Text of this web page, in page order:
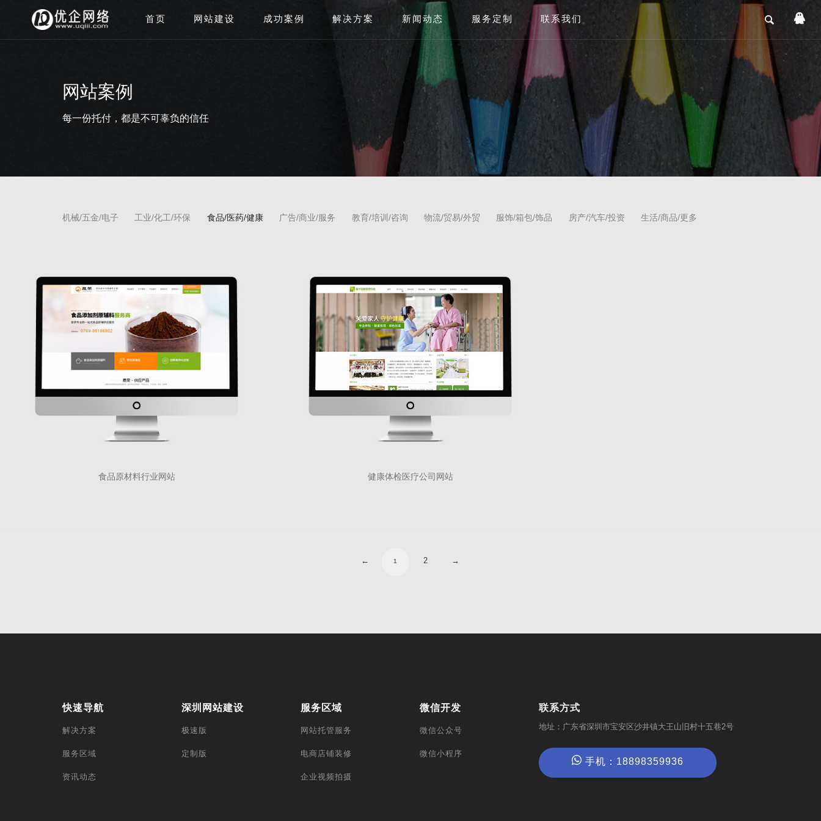
首页 网站建设 成功案例 解决方案 新闻动态 服务定制 联系我们
网站案例
每一份托付，都是不可辜负的信任
机械/五金/电子 工业/化工/环保 食品/医药/健康 广告/商业/服务 教育/培训/咨询 物流/贸易/外贸 服饰/箱包/饰品 房产/汽车/投资 生活/商品/更多
食品原材料行业网站 健康体检医疗公司网站
← 1 2 →
快速导航
解决方案
服务区域
资讯动态
深圳网站建设
极速版
定制版
服务区域
网站托管服务
电商店铺装修
企业视频拍摄
微信开发
微信公众号
微信小程序
联系方式
地址：广东省深圳市宝安区沙井镇大王山旧村十五巷2号
手机：18898359936